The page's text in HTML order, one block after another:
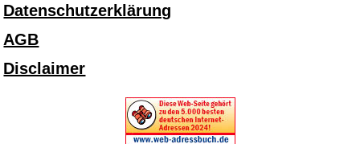
Datenschutzerklärung
AGB
Disclaimer